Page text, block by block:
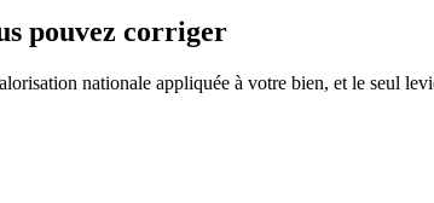
pouvez corriger
nationale appliquée à votre bien, et le seul